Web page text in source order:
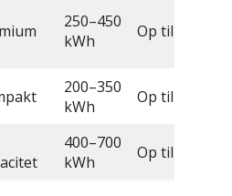
250–450
kWh
Op til 95 %
200–350
kWh
Op til 90 %
400–700
kWh
Op til 85 %